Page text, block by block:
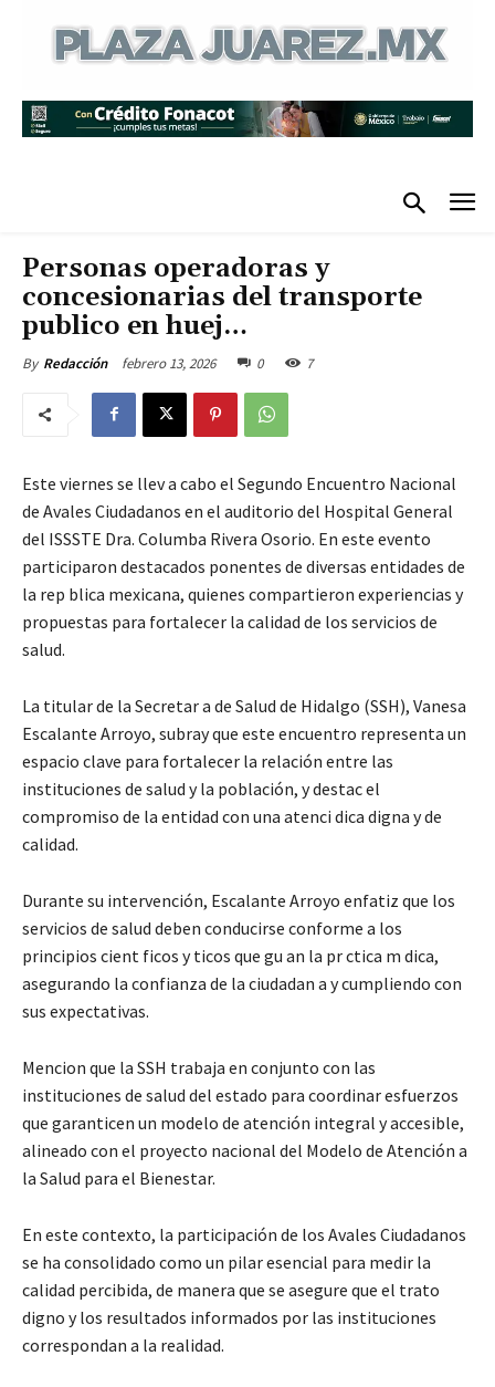
Personas operadoras y
concesionarias del transporte
publico en huej…
By Redacción febrero 13, 2026 0 7
Este viernes se llev a cabo el Segundo Encuentro Nacional
de Avales Ciudadanos en el auditorio del Hospital General
del ISSSTE Dra. Columba Rivera Osorio. En este evento
participaron destacados ponentes de diversas entidades de
la rep blica mexicana, quienes compartieron experiencias y
propuestas para fortalecer la calidad de los servicios de
salud.
La titular de la Secretar a de Salud de Hidalgo (SSH), Vanesa
Escalante Arroyo, subray que este encuentro representa un
espacio clave para fortalecer la relación entre las
instituciones de salud y la población, y destac el
compromiso de la entidad con una atenci dica digna y de
calidad.
Durante su intervención, Escalante Arroyo enfatiz que los
servicios de salud deben conducirse conforme a los
principios cient ficos y ticos que gu an la pr ctica m dica,
asegurando la confianza de la ciudadan a y cumpliendo con
sus expectativas.
Mencion que la SSH trabaja en conjunto con las
instituciones de salud del estado para coordinar esfuerzos
que garanticen un modelo de atención integral y accesible,
alineado con el proyecto nacional del Modelo de Atención a
la Salud para el Bienestar.
En este contexto, la participación de los Avales Ciudadanos
se ha consolidado como un pilar esencial para medir la
calidad percibida, de manera que se asegure que el trato
digno y los resultados informados por las instituciones
correspondan a la realidad.